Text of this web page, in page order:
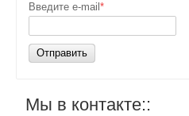
Введите e-mail *
Отправить
Мы в контакте::